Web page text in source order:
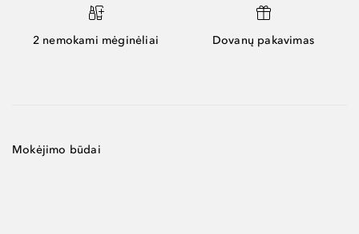
2 nemokami mėginėliai Dovanų pakavimas
Mokėjimo būdai